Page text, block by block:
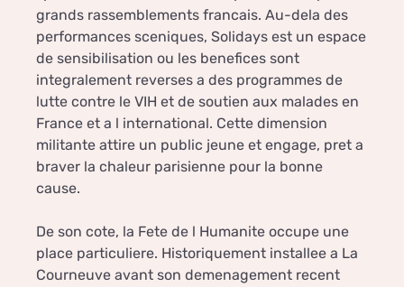
grands rassemblements francais. Au-dela des
performances sceniques, Solidays est un espace
de sensibilisation ou les benefices sont
integralement reverses a des programmes de
lutte contre le VIH et de soutien aux malades en
France et a l international. Cette dimension
militante attire un public jeune et engage, pret a
braver la chaleur parisienne pour la bonne
cause.
De son cote, la Fete de l Humanite occupe une
place particuliere. Historiquement installee a La
Courneuve avant son demenagement recent